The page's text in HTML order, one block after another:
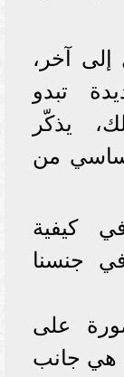
إلى آخر،
تبدو
يذكّر
أساسي من
كيفية
جنسنا
على
هي جانب